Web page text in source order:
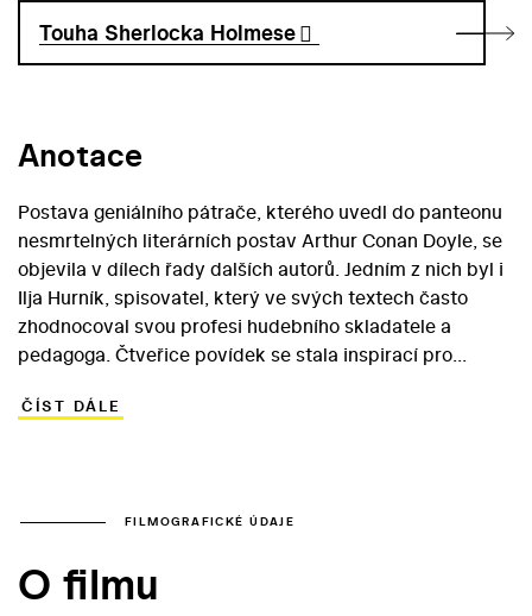
Touha Sherlocka Holmese
Anotace
Postava geniálního pátrače, kterého uvedl do panteonu
nesmrtelných literárních postav Arthur Conan Doyle, se
objevila v dílech řady dalších autorů. Jedním z nich byl i
Ilja Hurník, spisovatel, který ve svých textech často
zhodnocoval svou profesi hudebního skladatele a
pedagoga. Čtveřice povídek se stala inspirací pro
Skalský. Film, na jehož scénáři spolupracoval sám
prostředí naráží na zločiny, které zaměstnávají jeho
Skalského komedie neobstojí, pobaví však jako zábavná
ČÍST DÁLE
FILMOGRAFICKÉ ÚDAJE
O filmu